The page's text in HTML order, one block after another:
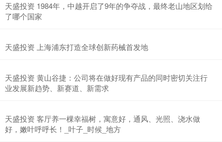
天盛投资 1984年，中越开启了9年的争夺战，最终老山地区划给
了哪个国家
天盛投资 上海浦东打造全球创新药械首发地
天盛投资 黄山谷捷：公司将在做好现有产品的同时密切关注行
业发展新趋势、新赛道、新需求
天盛投资 客厅养一棵幸福树，寓意好，通风、光照、浇水做
好，嫩叶呼呼长！_叶子_时候_地方